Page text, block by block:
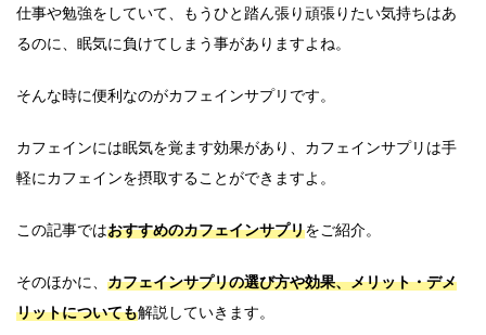
仕事や勉強をしていて、もうひと踏ん張り頑張りたい気持ちはあ
るのに、眠気に負けてしまう事がありますよね。
そんな時に便利なのがカフェインサプリです。
カフェインには眠気を覚ます効果があり、カフェインサプリは手
軽にカフェインを摂取することができますよ。
この記事ではおすすめのカフェインサプリをご紹介。
そのほかに、 カフェインサプリの選び方や効果、メリット・デメ
リットについても解説していきます。